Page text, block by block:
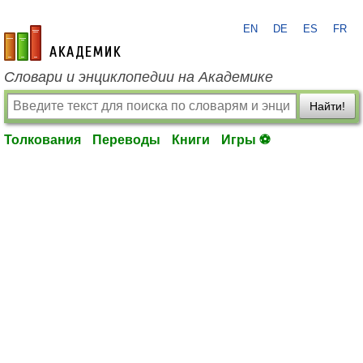
academic.ru
EN DE ES FR
Словари и энциклопедии на Академике
Найти!
Толкования Переводы Книги Игры ⚽